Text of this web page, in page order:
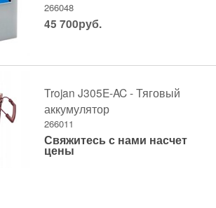
266048
45 700руб.
Trojan J305E-AC - Тяговый
аккумулятор
266011
Свяжитесь с нами насчет
цены